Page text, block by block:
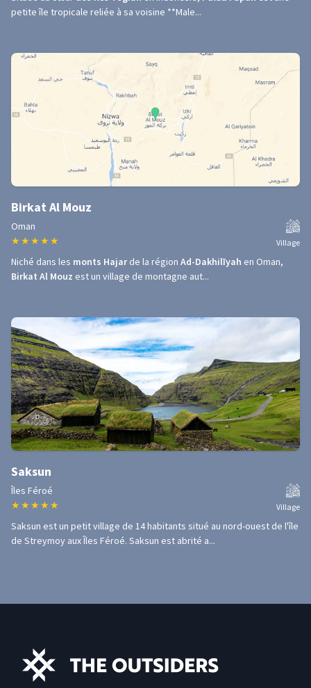
petite île tropicale reliée à sa voisine **Male...
Birkat Al Mouz
Oman
★ ★ ★ ★ ★ Village
Niché dans les monts Hajarde la région Ad-Dakhilīyah en Oman,
Birkat Al Mouz est un village de montagne aut...
Saksun
Îles Féroé
★ ★ ★ ★ ★ Village
Saksun est un petit village de 14 habitants situé au nord-ouest de l'île
de Streymoy aux Îles Féroé. Saksun est abrité a...